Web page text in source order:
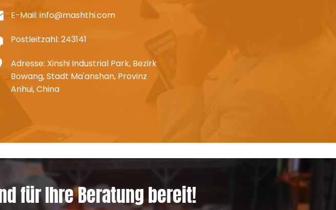
E-Mail: info@mashthi.com
Postleitzahl: 243141
Adresse: Xinshi Industrial Park, Bezirk
Bowang, Stadt Ma'anshan, Provinz
Anhui, China
für Ihre Beratung bereit!